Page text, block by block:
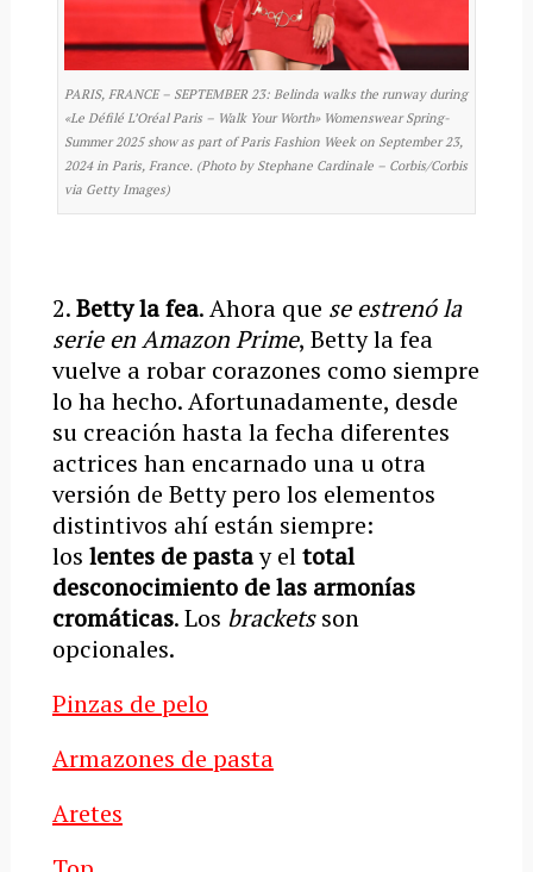
PARIS, FRANCE – SEPTEMBER 23: Belinda walks the runway during
«Le Défilé L’Oréal Paris – Walk Your Worth» Womenswear Spring-
Summer 2025 show as part of Paris Fashion Week on September 23,
2024 in Paris, France. (Photo by Stephane Cardinale – Corbis/Corbis
via Getty Images)
2.Betty la fea. Ahora que se estrenó la
serie en Amazon Prime, Betty la fea
vuelve a robar corazones como siempre
lo ha hecho. Afortunadamente, desde
su creación hasta la fecha diferentes
actrices han encarnado una u otra
versión de Betty pero los elementos
distintivos ahí están siempre:
los lentes de pastay eltotal
desconocimiento de las armonías
cromáticas. Los bracketsson
opcionales.
Pinzas de pelo
Armazones de pasta
Aretes